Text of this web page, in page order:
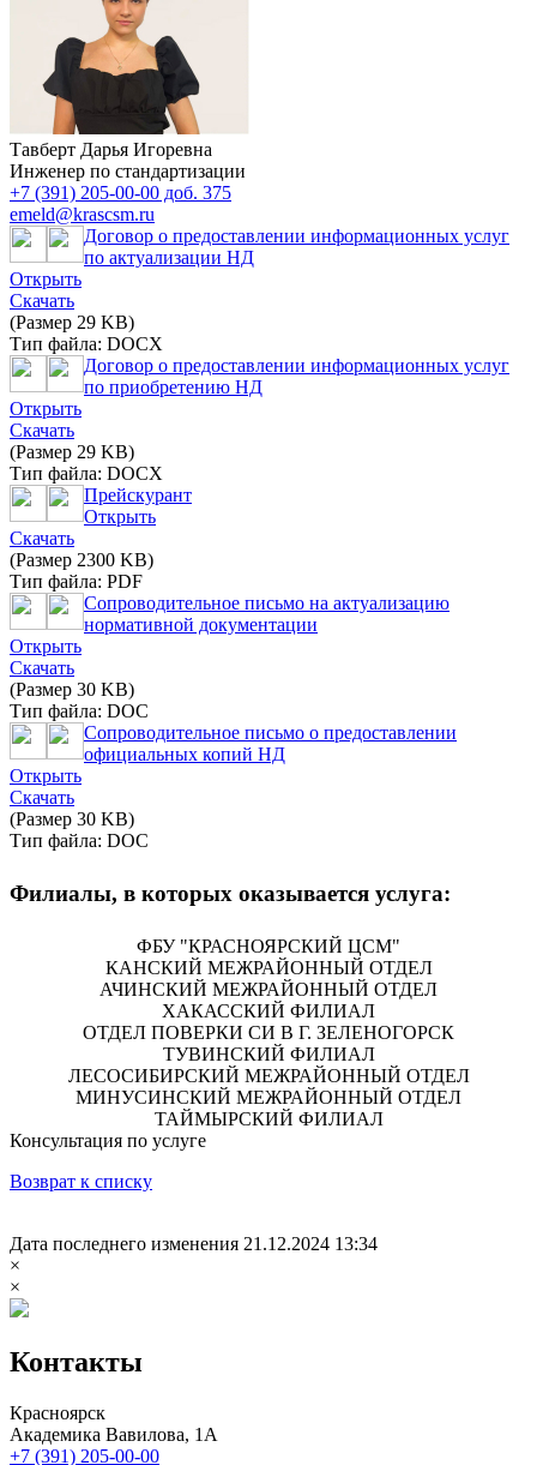
Тавберт Дарья Игоревна
Инженер по стандартизации
+7 (391) 205-00-00 доб. 375
emeld@krascsm.ru
Договор о предоставлении информационных услуг
по актуализации НД
Открыть
Скачать
(Размер 29 KB)
Тип файла: DOCX
Договор о предоставлении информационных услуг
по приобретению НД
Открыть
Скачать
(Размер 29 KB)
Тип файла: DOCX
Прейскурант
Открыть
Скачать
(Размер 2300 KB)
Тип файла: PDF
Сопроводительное письмо на актуализацию
нормативной документации
Открыть
Скачать
(Размер 30 KB)
Тип файла: DOC
Сопроводительное письмо о предоставлении
официальных копий НД
Открыть
Скачать
(Размер 30 KB)
Тип файла: DOC
Филиалы, в которых оказывается услуга:
ФБУ "КРАСНОЯРСКИЙ ЦСМ"
КАНСКИЙ МЕЖРАЙОННЫЙ ОТДЕЛ
АЧИНСКИЙ МЕЖРАЙОННЫЙ ОТДЕЛ
ХАКАССКИЙ ФИЛИАЛ
ОТДЕЛ ПОВЕРКИ СИ В Г. ЗЕЛЕНОГОРСК
ТУВИНСКИЙ ФИЛИАЛ
ЛЕСОСИБИРСКИЙ МЕЖРАЙОННЫЙ ОТДЕЛ
МИНУСИНСКИЙ МЕЖРАЙОННЫЙ ОТДЕЛ
ТАЙМЫРСКИЙ ФИЛИАЛ
Консультация по услуге
Возврат к списку
Дата последнего изменения 21.12.2024 13:34
×
×
Контакты
Красноярск
Академика Вавилова, 1А
+7 (391) 205-00-00